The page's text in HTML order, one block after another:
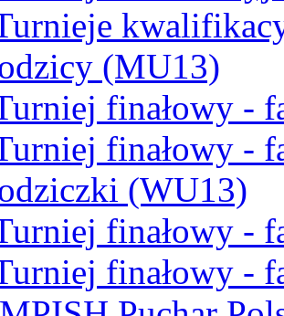
(MU13)
finałowy -
finałowy -
(WU13)
finałowy -
finałowy -